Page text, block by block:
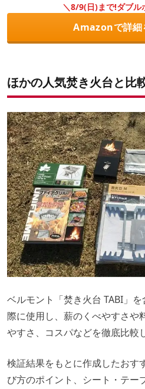
＼8/9(日)まで!ダブル
Amazonで詳細
ほかの人気焚き火台と比
ベルモント「焚き火台 TABI」
際に使用し、薪のくべやすさや
やすさ、コスパなどを徹底比較
検証結果をもとに作成したおす
び方のポイント、シート・テー